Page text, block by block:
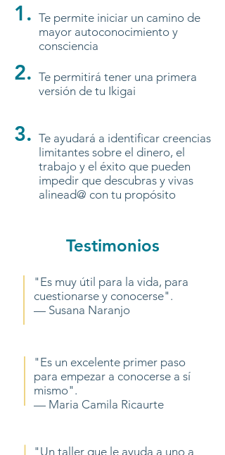
1. Te permite iniciar un camino de
mayor autoconocimiento y
consciencia
2. Te permitirá tener una primera
versión de tu Ikigai
3. Te ayudará a identificar creencias
limitantes sobre el dinero, el
trabajo y el éxito que pueden
impedir que descubras y vivas
alinead@ con tu propósito
Testimonios
"Es muy útil para la vida, para
cuestionarse y conocerse".
— Susana Naranjo
"Es un excelente primer paso
para empezar a conocerse a sí
mismo".
— Maria Camila Ricaurte
"Un taller que le ayuda a uno a